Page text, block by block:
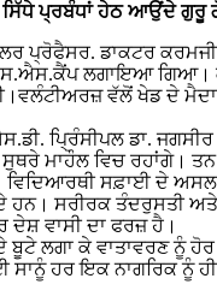
ਪ੍ਰਬੰਧਾਂ ਹੇਠ ਆਉਂਦੇ ਗੁਰੂ
ਪ੍ਰੋਫੈਸਰ. ਡਾਕਟਰ
ਲਗਾਇਆ ਗਿਆ।
ਵੱਲੋਂ ਖੇਡ ਦੇ
ਪ੍ਰਿੰਸੀਪਲ ਡਾ. ਜਗਸੀਰ
ਮਾਹੌਲ ਵਿਚ ਰਹਾਂਗੇ।
ਵਿਦਿਆਰਥੀ ਸਫ਼ਾਈ ਦੇ
ਸਰੀਰਕ ਤੰਦਰੁਸਤੀ
ਦੇਸ਼ ਵਾਸੀ ਦਾ ਫਰਜ਼ ਹੈ।
ਲਗਾ ਕੇ ਵਾਤਾਵਰਣ ਨੂੰ
ਹਰ ਇਕ ਨਾਗਰਿਕ ਨੂੰ